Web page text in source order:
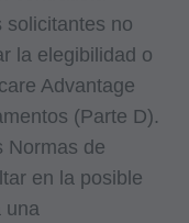
solicitantes no
la elegibilidad o
Advantage
(Parte D).
Normas de
en la posible
una